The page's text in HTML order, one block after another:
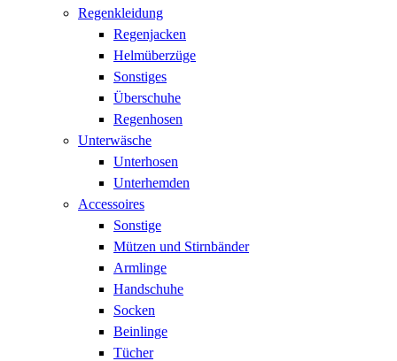
Regenkleidung
Regenjacken
Helmüberzüge
Sonstiges
Überschuhe
Regenhosen
Unterwäsche
Unterhosen
Unterhemden
Accessoires
Sonstige
Mützen und Stirnbänder
Armlinge
Handschuhe
Socken
Beinlinge
Tücher